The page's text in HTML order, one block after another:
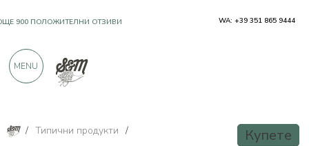
/ Типични продукти / Купете
900 ПОЛОЖИТЕЛНИ ОТЗИВИ WA: +39 351 865 9444
MENU